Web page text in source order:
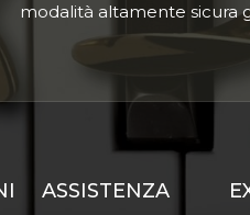
modalità altamente sicura
ASSISTENZA